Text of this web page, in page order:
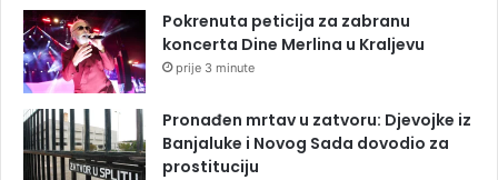
Pokrenuta peticija za zabranu
koncerta Dine Merlina u Kraljevu
prije 3 minute
Pronađen mrtav u zatvoru: Djevojke iz
Banjaluke i Novog Sada dovodio za
prostituciju